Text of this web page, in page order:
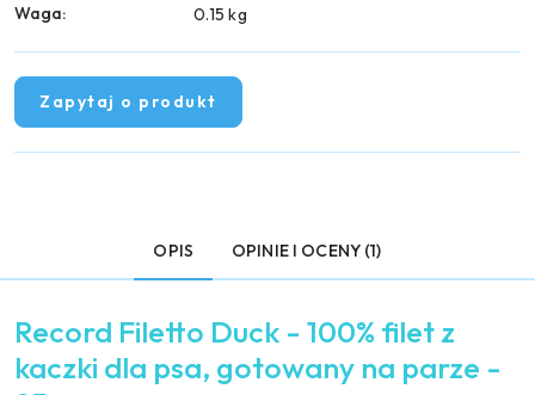
Waga:
0.15 kg
Zapytaj o produkt
OPIS OPINIE I OCENY (1)
Record Filetto Duck - 100% filet z
kaczki dla psa, gotowany na parze -